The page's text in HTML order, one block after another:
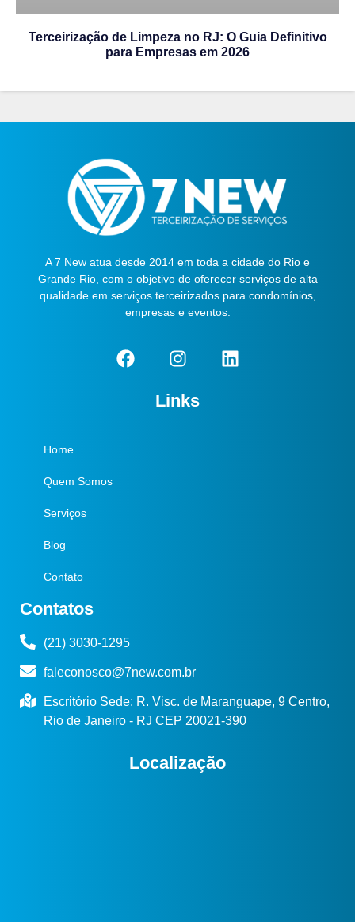
Terceirização de Limpeza no RJ: O Guia Definitivo
para Empresas em 2026
A 7 New atua desde 2014 em toda a cidade do Rio e
Grande Rio, com o objetivo de oferecer serviços de alta
qualidade em serviços terceirizados para condomínios,
empresas e eventos.
Links
Home
Quem Somos
Serviços
Blog
Contato
Contatos
(21) 3030-1295
faleconosco@7new.com.br
Escritório Sede: R. Visc. de Maranguape, 9 Centro,
Rio de Janeiro - RJ CEP 20021-390
Localização